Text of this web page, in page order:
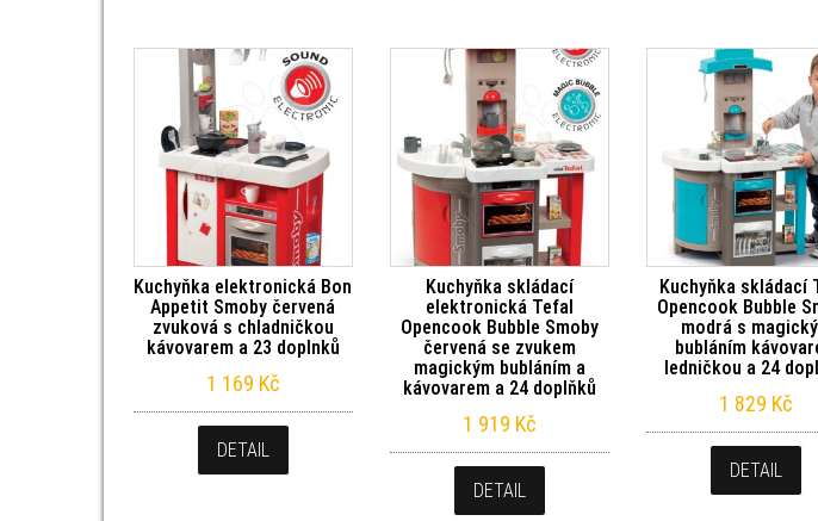
Kuchyňka elektronická Bon
Appetit Smoby červená
zvuková s chladničkou
kávovarem a 23 doplnků
1 169 Kč
DETAIL
Kuchyňka skládací
elektronická Tefal
Opencook Bubble Smoby
červená se zvukem
magickým bubláním a
kávovarem a 24 doplňků
1 919 Kč
DETAIL
Kuchyňka skládací
Opencook Bubble
modrá s
bubláním
ledničkou a 24
1 829 Kč
DETAIL